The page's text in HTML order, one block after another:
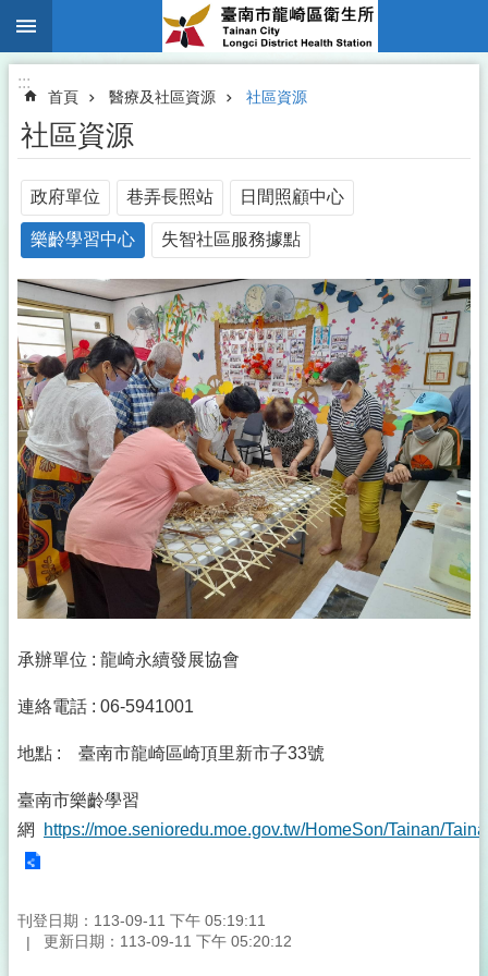
跳到主要內容區塊
:::
首頁 醫療及社區資源 社區資源
社區資源
政府單位 巷弄長照站 日間照顧中心
樂齡學習中心 失智社區服務據點
承辦單位 : 龍崎永續發展協會
連絡電話 : 06-5941001
地點 : 臺南市龍崎區崎頂里新市子33號
臺南市樂齡學習
網
https://moe.senioredu.moe.gov.tw/HomeSon/Tainan/
刊登日期：113-09-11 下午 05:19:11
更新日期：113-09-11 下午 05:20:12